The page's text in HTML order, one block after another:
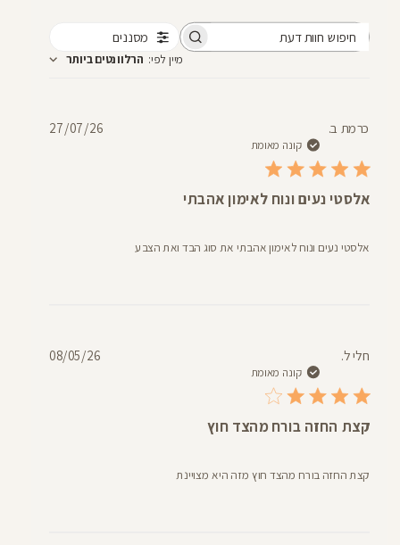
מסננים
מיין לפי: הרלוונטים ביותר
כרמת ב.
קונה מאומת
אלסטי נעים ונוח לאימון אהבתי
אלסטי נעים ונוח לאימון אהבתי את סוג הבד ואת הצבע
27/07/26
חלי ל.
קונה מאומת
קצת החזה בורח מהצד חוץ
קצת החזה בורח מהצד חוץ מזה היא מצויינת
תאריך08/05/26